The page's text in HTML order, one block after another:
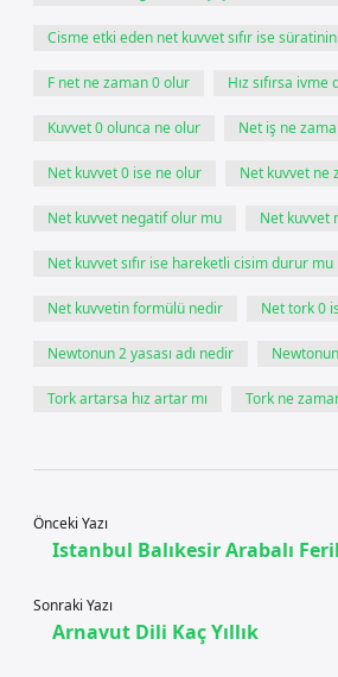
Cisme etki eden net kuvvet sıfır ise
F net ne zaman 0 olur Hız sıfırsa ivme
Kuvvet 0 olunca ne olur Net iş ne
Net kuvvet 0 ise ne olur Net kuvvet ne
Net kuvvet negatif olur mu Net kuvvet
Net kuvvet sıfır ise hareketli cisim durur mu
Net kuvvetin formülü nedir Net tork 0
Newtonun 2 yasası adı nedir
Tork artarsa hız artar mı Tork ne
Önceki Yazı
Istanbul Balıkesir Arabalı
Sonraki Yazı
Arnavut Dili Kaç Yıllık